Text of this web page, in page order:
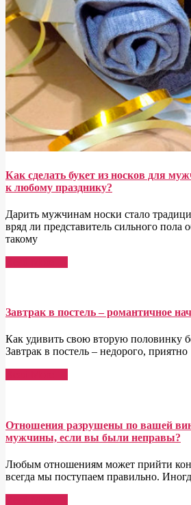
Как сделать букет из носков для
к любому празднику?
Дарить мужчинам носки стало
вряд ли представитель сильного пола
такому
Завтрак в постель – романтичное
Как удивить свою вторую половинку
Завтрак в постель – недорого, приятно
Отношения разрушены по вашей
мужчины, если вы были неправы?
Любым отношениям может прийти
всегда мы поступаем правильно.